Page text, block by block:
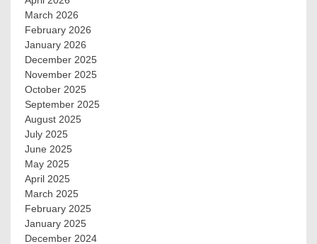
March 2026
February 2026
January 2026
December 2025
November 2025
October 2025
September 2025
August 2025
July 2025
June 2025
May 2025
April 2025
March 2025
February 2025
January 2025
December 2024